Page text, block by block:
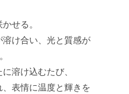
せる。
け合い、光と質感が
溶け込むたび、
表情に温度と輝きを